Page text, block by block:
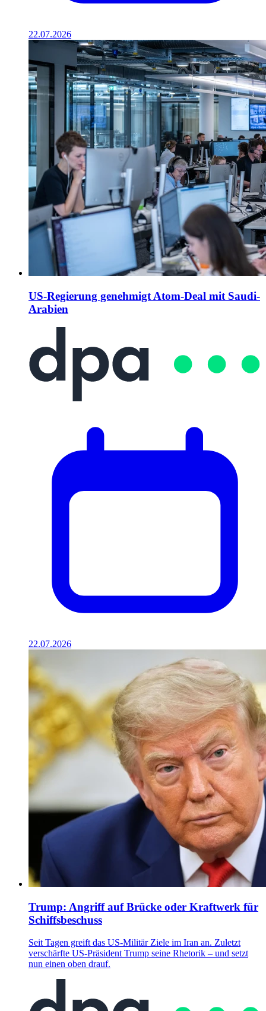
22.07.2026
US-Regierung genehmigt Atom-Deal mit Saudi-
Arabien
22.07.2026
Trump: Angriff auf Brücke oder Kraftwerk für
Schiffsbeschuss
Seit Tagen greift das US-Militär Ziele im Iran an. Zuletzt
verschärfte US-Präsident Trump seine Rhetorik – und setzt
nun einen oben drauf.